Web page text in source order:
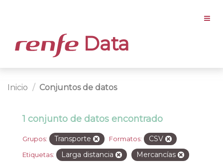
Data
Inicio Conjuntos de datos
1 conjunto de datos encontrado
Grupos: Transporte Formatos: CSV
Etiquetas: Larga distancia
Mercancías